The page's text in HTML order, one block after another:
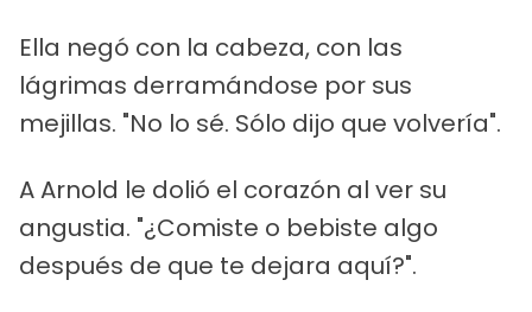
Ella negó con la cabeza, con las
lágrimas derramándose por sus
mejillas. "No lo sé. Sólo dijo que volvería".
A Arnold le dolió el corazón al ver su
angustia. "¿Comiste o bebiste algo
después de que te dejara aquí?".